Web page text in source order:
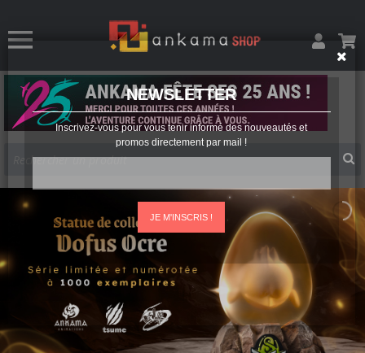
NEWSLETTER
Inscrivez-vous pour vous tenir informé des nouveautés et
promos directement par mail !
JE M'INSCRIS !